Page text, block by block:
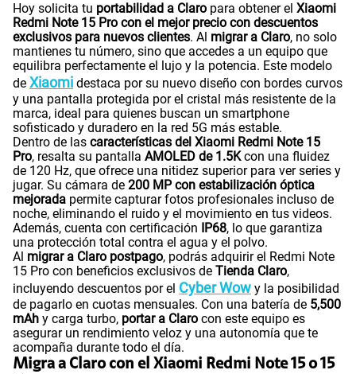
Hoy solicita tu portabilidad a Claro para obtener el Xiaomi
Redmi Note 15 Pro con el mejor precio con descuentos
exclusivos para nuevos clientes. Al migrar a Claro, no solo
mantienes tu número, sino que accedes a un equipo que
equilibra perfectamente el lujo y la potencia. Este modelo
de Xiaomi destaca por su nuevo diseño con bordes curvos
y una pantalla protegida por el cristal más resistente de la
marca, ideal para quienes buscan un smartphone
sofisticado y duradero en la red 5G más estable.
Dentro de las características del Xiaomi Redmi Note 15
Pro, resalta su pantalla AMOLED de 1.5Kcon una fluidez
de 120 Hz, que ofrece una nitidez superior para ver series y
jugar. Su cámara de 200 MP con estabilización óptica
mejorada permite capturar fotos profesionales incluso de
noche, eliminando el ruido y el movimiento en tus videos.
Además, cuenta con certificación
IP68, lo que garantiza
una protección total contra el agua y el polvo.
Al migrar a Claro postpago, podrás adquirir el Redmi Note
15 Pro con beneficios exclusivos de Tienda Claro,
incluyendo descuentos por el Cyber Wow y la posibilidad
de pagarlo en cuotas mensuales. Con una batería de 5,500
mAh y carga turbo, portar a Claro con este equipo es
asegurar un rendimiento veloz y una autonomía que te
acompaña durante todo el día.
Migra a Claro con el Xiaomi Redmi Note 15 o 15